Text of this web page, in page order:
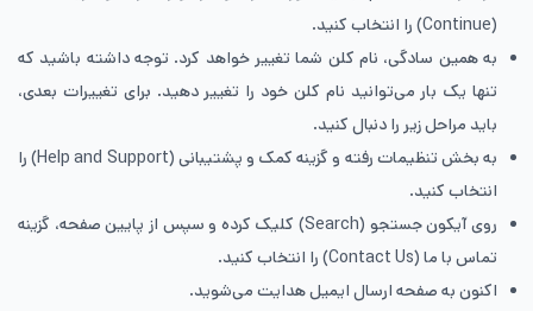
(Continue) را انتخاب کنید.
به همین سادگی، نام کلن شما تغییر خواهد کرد. توجه داشته باشید که
تنها یک بار می‌توانید نام کلن خود را تغییر دهید. برای تغییرات بعدی،
باید مراحل زیر را دنبال کنید.
به بخش تنظیمات رفته و گزینه کمک و پشتیبانی (Help and Support) را
انتخاب کنید.
روی آیکون جستجو (Search) کلیک کرده و سپس از پایین صفحه، گزینه
تماس با ما (Contact Us) را انتخاب کنید.
اکنون به صفحه ارسال ایمیل هدایت می‌شوید.